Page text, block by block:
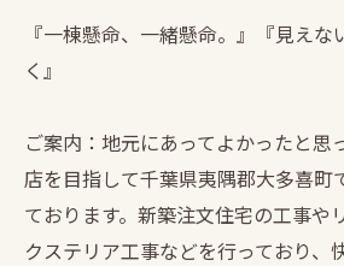
『一棟懸命、一緒懸命。』『見えな
く』
ご案内：地元にあってよかったと思
店を目指して千葉県夷隅郡大多喜町
ております。新築注文住宅の工事や
クステリア工事などを行っており、